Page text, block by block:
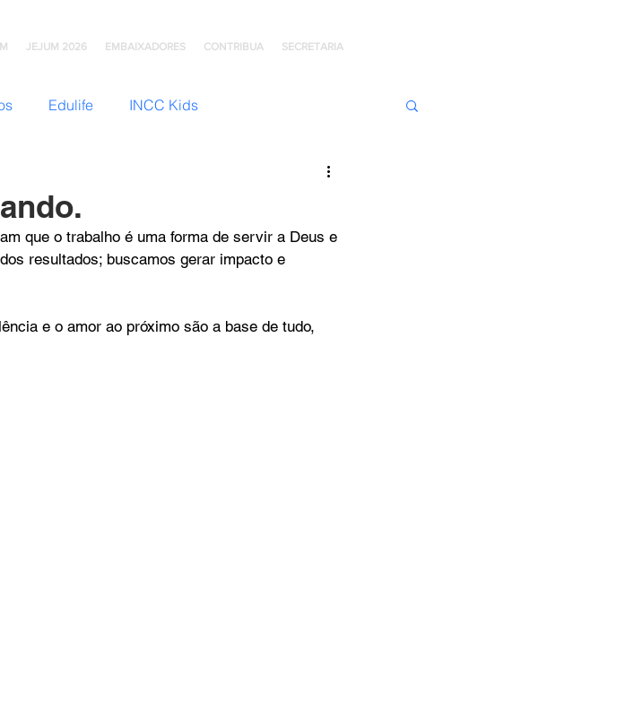
JEJUM 2026 EMBAIXADORES CONTRIBUA SECRETARIA
Edulife INCC Kids
Nazareno Central Music Kingdom
que o trabalho é uma forma de servir a Deus e
resultados; buscamos gerar impacto e
e o amor ao próximo são a base de tudo,